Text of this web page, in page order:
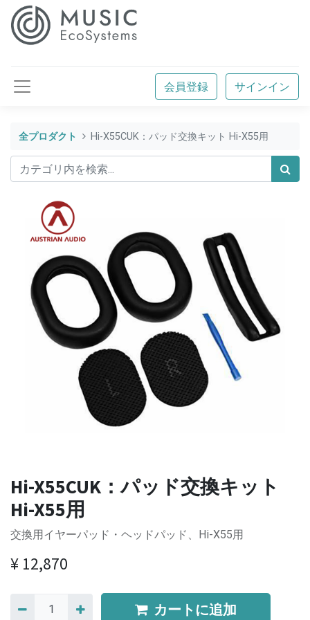
会員登録 サインイン
全プロダクト Hi-X55CUK：パッド交換キット Hi-X55用
Hi-X55CUK：パッド交換キット
Hi-X55用
交換用イヤーパッド・ヘッドパッド、Hi-X55用
¥ 12,870
カートに追加